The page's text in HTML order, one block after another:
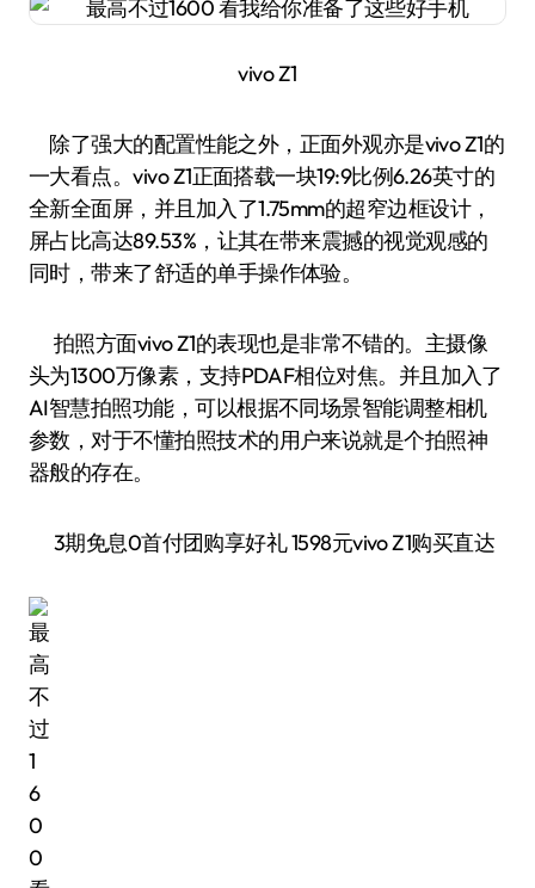
vivo Z1
除了强大的配置性能之外，正面外观亦是vivo Z1的
一大看点。vivo Z1正面搭载一块19:9比例6.26英寸的
全新全面屏，并且加入了1.75mm的超窄边框设计，
屏占比高达89.53%，让其在带来震撼的视觉观感的
同时，带来了舒适的单手操作体验。
拍照方面vivo Z1的表现也是非常不错的。主摄像
头为1300万像素，支持PDAF相位对焦。并且加入了
AI智慧拍照功能，可以根据不同场景智能调整相机
参数，对于不懂拍照技术的用户来说就是个拍照神
器般的存在。
3期免息0首付团购享好礼 1598元vivo Z1购买直达